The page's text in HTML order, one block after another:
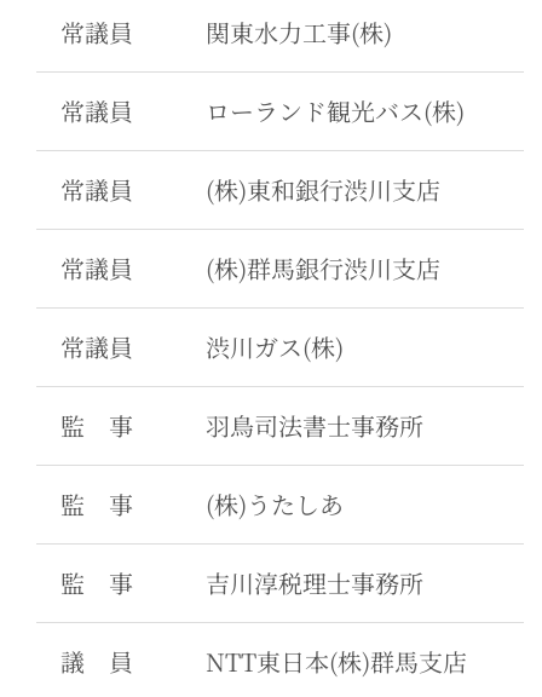
常議員 関東水力工事(株)
常議員 ローランド観光バス(株)
常議員 (株)東和銀行渋川支店
常議員 (株)群馬銀行渋川支店
常議員 渋川ガス(株)
監 事 羽鳥司法書士事務所
監 事 (株)うたしあ
監 事 吉川淳税理士事務所
議 員 NTT東日本(株)群馬支店